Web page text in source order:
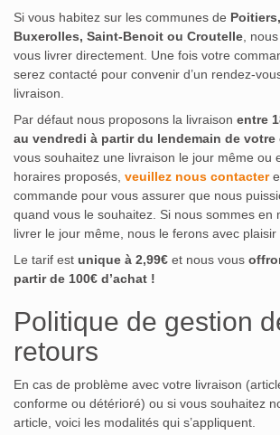
Si vous habitez sur les communes de
Buxerolles, Saint-Benoit ou Croutelle ,
vous livrer directement. Une fois votre
serez contacté pour convenir d’un rendez-
livraison.
Par défaut nous proposons la livraison entre
au vendredi à partir du lendemain de votre
vous souhaitez une livraison le jour même ou
horaires proposés, veuillez nous contacter
commande pour vous assurer que nous
quand vous le souhaitez. Si nous sommes en
livrer le jour même, nous le ferons avec plaisir
Le tarif est unique à 2,99€ et nous vous
partir de 100€ d’achat !
Politique de gestion
retours
En cas de problème avec votre livraison
conforme ou détérioré) ou si vous souhaitez
article, voici les modalités qui s’appliquent.